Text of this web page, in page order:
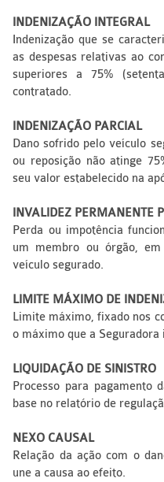
INDENIZAÇÃO INTEGRAL
Indenização que se
as despesas relativas ao
superiores a 75%
contratado.
INDENIZAÇÃO PARCIAL
Dano sofrido pelo veículo
ou reposição não atinge
seu valor estabelecido na
INVALIDEZ PERMANENTE
Perda ou impotência
um membro ou órgão,
veículo segurado.
LIMITE MÁXIMO DE
Limite máximo, fixado nos
o máximo que a
LIQUIDAÇÃO DE SINISTRO
Processo para pagamento
base no relatório de
NEXO CAUSAL
Relação da ação com o
une a causa ao efeito.